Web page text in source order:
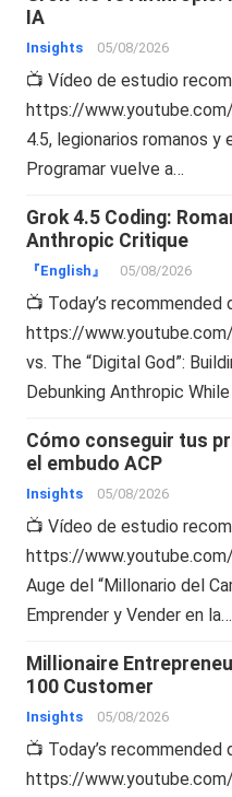
IA
Insights 05/08/2026
📺 Vídeo de estudio
https://
4.5, legionarios romanos
Programar vuelve a…
Grok 4.5 Coding:
Anthropic Critique
『English』 05/08/2026
📺 Today’s recommended
https://
vs. The “Digital God”:
Debunking Anthropic
Cómo conseguir tus
el embudo ACP
Insights 05/08/2026
📺 Vídeo de estudio
https://
Auge del “Millonario del
Emprender y Vender en la…
Millionaire
100 Customer
Insights 05/08/2026
📺 Today’s recommended
https://